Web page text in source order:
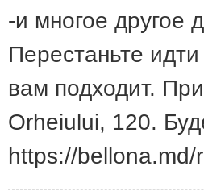
-и многое другое
Перестаньте
вам подходит.
Orheiului, 120.
https://